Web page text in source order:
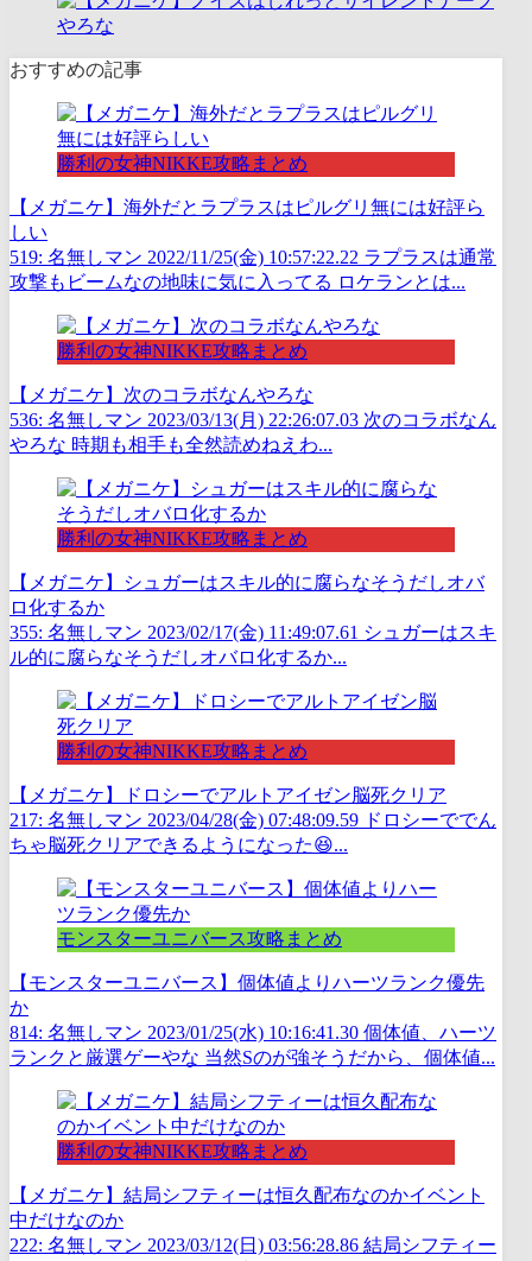
おすすめの記事
勝利の女神NIKKE攻略まとめ
【メガニケ】海外だとラプラスはピルグリ無には好評ら
しい
519: 名無しマン 2022/11/25(金) 10:57:22.22 ラプラスは通常
攻撃もビームなの地味に気に入ってる ロケランとは...
勝利の女神NIKKE攻略まとめ
【メガニケ】次のコラボなんやろな
536: 名無しマン 2023/03/13(月) 22:26:07.03 次のコラボなん
やろな 時期も相手も全然読めねえわ...
勝利の女神NIKKE攻略まとめ
【メガニケ】シュガーはスキル的に腐らなそうだしオバ
ロ化するか
355: 名無しマン 2023/02/17(金) 11:49:07.61 シュガーはスキ
ル的に腐らなそうだしオバロ化するか...
勝利の女神NIKKE攻略まとめ
【メガニケ】ドロシーでアルトアイゼン脳死クリア
217: 名無しマン 2023/04/28(金) 07:48:09.59 ドロシーででん
ちゃ脳死クリアできるようになった😆...
モンスターユニバース攻略まとめ
【モンスターユニバース】個体値よりハーツランク優先
か
814: 名無しマン 2023/01/25(水) 10:16:41.30 個体値、ハーツ
ランクと厳選ゲーやな 当然Sのが強そうだから、個体値...
勝利の女神NIKKE攻略まとめ
【メガニケ】結局シフティーは恒久配布なのかイベント
中だけなのか
222: 名無しマン 2023/03/12(日) 03:56:28.86 結局シフティー